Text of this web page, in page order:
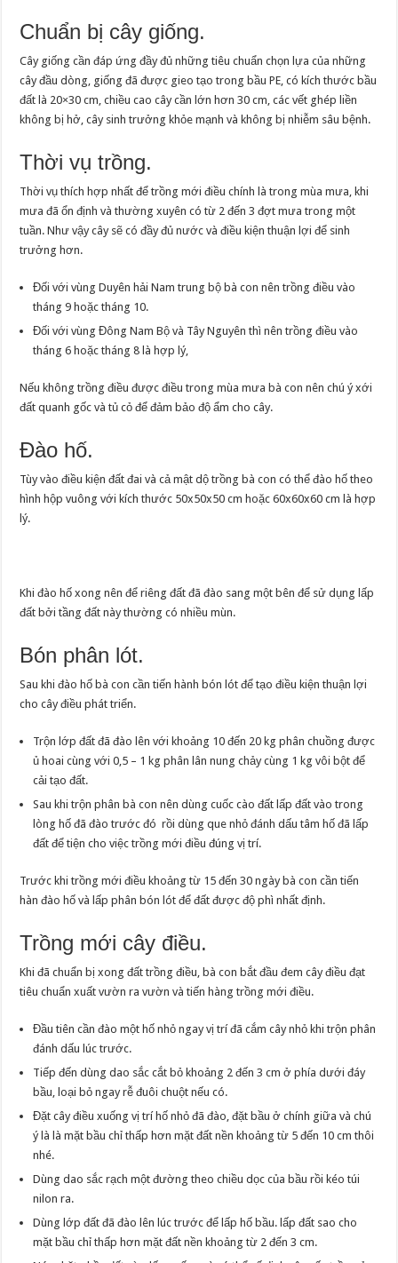
Chuẩn bị cây giống.
Cây giống cần đáp ứng đầy đủ những tiêu chuẩn chọn lựa của những
cây đầu dòng, giống đã được gieo tạo trong bầu PE, có kích thước bầu
đất là 20×30 cm, chiều cao cây cần lớn hơn 30 cm, các vết ghép liền
không bị hở, cây sinh trưởng khỏe mạnh và không bị nhiễm sâu bệnh.
Thời vụ trồng.
Thời vụ thích hợp nhất để trồng mới điều chính là trong mùa mưa, khi
mưa đã ổn định và thường xuyên có từ 2 đến 3 đợt mưa trong một
tuần. Như vậy cây sẽ có đầy đủ nước và điều kiện thuận lợi để sinh
trưởng hơn.
Đối với vùng Duyên hải Nam trung bộ bà con nên trồng điều vào
tháng 9 hoặc tháng 10.
Đối với vùng Đông Nam Bộ và Tây Nguyên thì nên trồng điều vào
tháng 6 hoặc tháng 8 là hợp lý,
Nếu không trồng điều được điều trong mùa mưa bà con nên chú ý xới
đất quanh gốc và tủ cỏ để đảm bảo độ ẩm cho cây.
Đào hố.
Tùy vào điều kiện đất đai và cả mật dộ trồng bà con có thể đào hố theo
hình hộp vuông với kích thước 50x50x50 cm hoặc 60x60x60 cm là hợp
lý.
Khi đào hố xong nên để riêng đất đã đào sang một bên để sử dụng lấp
đất bởi tầng đất này thường có nhiều mùn.
Bón phân lót.
Sau khi đào hố bà con cần tiến hành bón lót để tạo điều kiện thuận lợi
cho cây điều phát triển.
Trộn lớp đất đã đào lên với khoảng 10 đến 20 kg phân chuồng được
ủ hoai cùng với 0,5 – 1 kg phân lân nung chảy cùng 1 kg vôi bột để
cải tạo đất.
Sau khi trộn phân bà con nên dùng cuốc cào đất lấp đất vào trong
lòng hố đã đào trước đó rồi dùng que nhỏ đánh dấu tâm hố đã lấp
đất để tiện cho việc trồng mới điều đúng vị trí.
Trước khi trồng mới điều khoảng từ 15 đến 30 ngày bà con cần tiến
hàn đào hố và lấp phân bón lót để đất được độ phì nhất định.
Trồng mới cây điều.
Khi đã chuẩn bị xong đất trồng điều, bà con bắt đầu đem cây điều đạt
tiêu chuẩn xuất vườn ra vườn và tiến hàng trồng mới điều.
Đầu tiên cần đào một hố nhỏ ngay vị trí đã cắm cây nhỏ khi trộn phân
đánh dấu lúc trước.
Tiếp đến dùng dao sắc cắt bỏ khoảng 2 đến 3 cm ở phía dưới đáy
bầu, loại bỏ ngay rễ đuôi chuột nếu có.
Đặt cây điều xuống vị trí hố nhỏ đã đào, đặt bầu ở chính giữa và chú
ý là là mặt bầu chỉ thấp hơn mặt đất nền khoảng từ 5 đến 10 cm thôi
nhé.
Dùng dao sắc rạch một đường theo chiều dọc của bầu rồi kéo túi
nilon ra.
Dùng lớp đất đã đào lên lúc trước để lấp hố bầu. lấp đất sao cho
mặt bầu chỉ thấp hơn mặt đất nền khoảng từ 2 đến 3 cm.